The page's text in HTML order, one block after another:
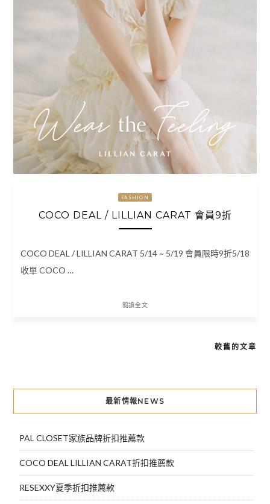
FASHION
COCO DEAL / LILLIAN CARAT 會員9折
COCO DEAL / LILLIAN CARAT 5/14 ~ 5/19 會員限時9折5/18
收單 COCO …
閱讀全文
導
覽
較舊的文章
最新情報NEWS
PAL CLOSET家族品牌折扣推薦款
COCO DEAL LILLIAN CARAT折扣推薦款
RESEXXY夏季折扣推薦款